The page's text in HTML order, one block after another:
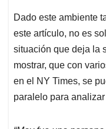
Dado este ambiente
este artículo, no es
situación que deja la
mostrar, que con
en el NY Times, se
paralelo para